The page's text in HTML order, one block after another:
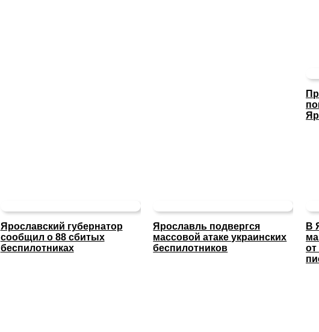
Ярославский губернатор
сообщил о 88 сбитых
беспилотниках
Ярославль подвергся
массовой атаке украинских
беспилотников
В
от